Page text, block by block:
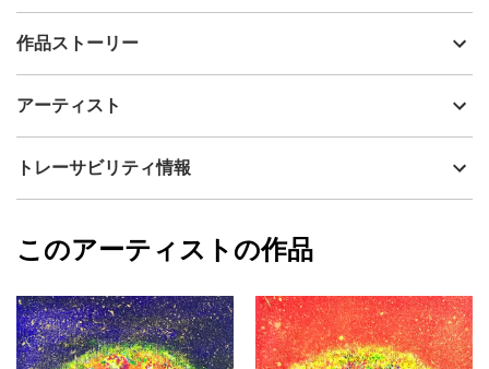
出品者
制作年
アクリル
カラー
ホワイト
ジャンル
動物・生き物
配送目安
二週間以内
作品ストーリー
みんな護られている
ここに描かれたのは
見る人の心を和ませ
安心感をもたらします
「護られている」
というタイトルが示すように
この作品は あなたに寄り添い、
アーティスト
YOKO
フォローする
トレーサビリティ情報
YOKO
このアーティストの作品